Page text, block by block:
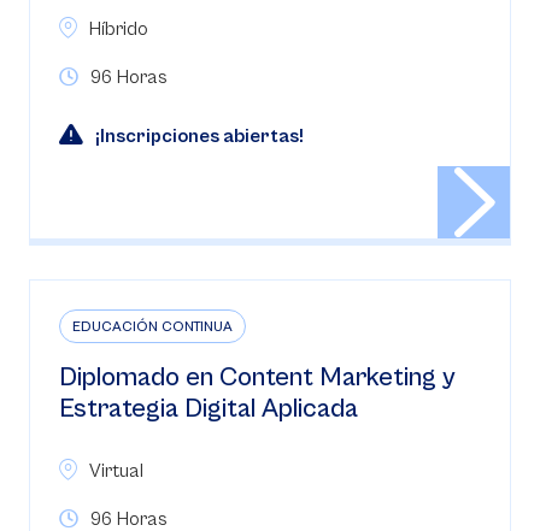
Híbrido
96 Horas
¡Inscripciones abiertas!
EDUCACIÓN CONTINUA
Diplomado en Content Marketing y
Estrategia Digital Aplicada
Virtual
96 Horas